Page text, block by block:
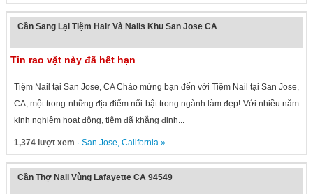
Cần Sang Lại Tiệm Hair Và Nails Khu San Jose CA
Tin rao vặt này đã hết hạn
Tiệm Nail tại San Jose, CA Chào mừng bạn đến với Tiệm Nail tại San Jose,
CA, một trong những địa điểm nổi bật trong ngành làm đẹp! Với nhiều năm
kinh nghiệm hoạt động, tiệm đã khẳng định...
1,374 lượt xem · San Jose, California»
Cần Thợ Nail Vùng Lafayette CA 94549